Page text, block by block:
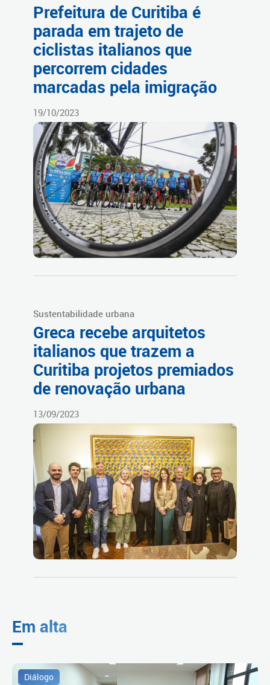
Prefeitura de Curitiba é
parada em trajeto de
ciclistas italianos que
percorrem cidades
marcadas pela imigração
19/10/2023
Sustentabilidade urbana
Greca recebe arquitetos
italianos que trazem a
Curitiba projetos premiados
de renovação urbana
13/09/2023
Em alta
Diálogo